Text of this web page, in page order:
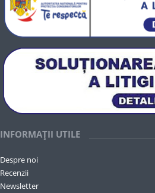
INFORMAȚII UTILE
Despre noi
Recenzii
Newsletter